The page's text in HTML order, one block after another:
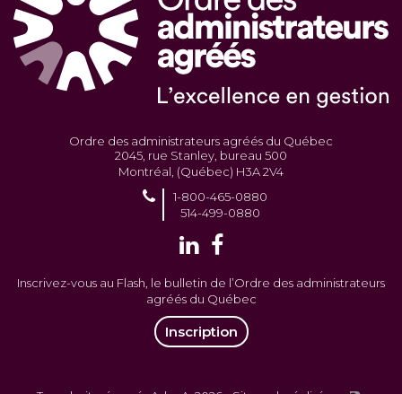
Ordre des administrateurs agréés du Québec
2045, rue Stanley, bureau 500
Montréal, (Québec) H3A 2V4
1-800-465-0880
514-499-0880
Inscrivez-vous au Flash, le bulletin de l’Ordre des administrateurs
agréés du Québec
Inscription